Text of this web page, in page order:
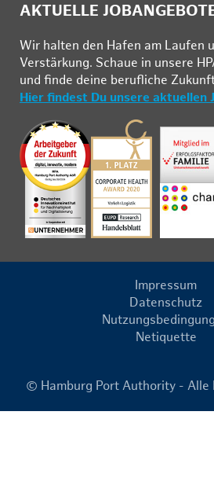
AKTUELLE
Wir hal­ten den Ha­fen am Lau­fen
Ver­stär­kung. Schau­e in un­se­re
und fin­de deine be­ruf­li­che
Hier findest Du unsere aktuellen
Impressum
Datenschutz
Netiquette
© Hamburg Port Authority - Alle